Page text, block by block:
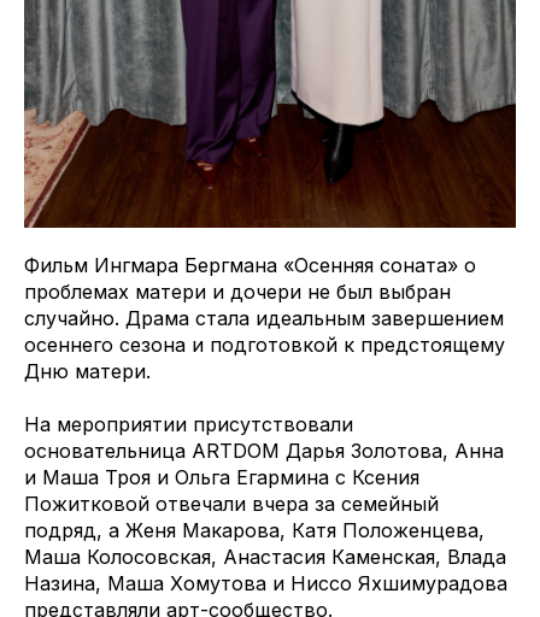
Фильм Ингмара Бергмана «Осенняя соната» о
проблемах матери и дочери не был выбран
случайно. Драма стала идеальным завершением
осеннего сезона и подготовкой к предстоящему
Дню матери.
На мероприятии присутствовали
основательница ARTDOM Дарья Золотова, Анна
и Маша Троя и Ольга Егармина с Ксения
Пожитковой отвечали вчера за семейный
подряд, а Женя Макарова, Катя Положенцева,
Маша Колосовская, Анастасия Каменская, Влада
Назина, Маша Хомутова и Ниссо Яхшимурадова
представляли арт-сообщество.